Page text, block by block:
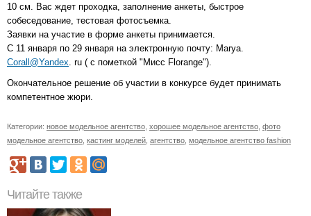
10 см. Вас ждет проходка, заполнение анкеты, быстрое
собеседование, тестовая фотосъемка.
Заявки на участие в форме анкеты принимается.
С 11 января по 29 января на электронную почту: Marya.
Corall@Yandex . ru ( с пометкой "Мисс Florange").
Окончательное решение об участии в конкурсе будет принимать
компетентное жюри.
Категории: новое модельное агентство хорошее модельное агентство фото
модельное агентство кастинг моделей агентство модельное агентство fashion
Читайте также